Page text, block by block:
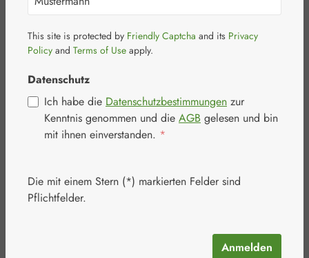
Bildergalerie überspringen
This site is protected by Friendly Captcha and its Privacy
Policy and Terms of Use apply.
Datenschutz
Ich habe die Datenschutzbestimmungen zur
Kenntnis genommen und die AGB gelesen und bin
mit ihnen einverstanden. *
Die mit einem Stern (*) markierten Felder sind
Pflichtfelder.
Anmelden